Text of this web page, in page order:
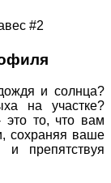
и солнца?
на участке?
то, что вам
сохраняя ваше
препятствуя